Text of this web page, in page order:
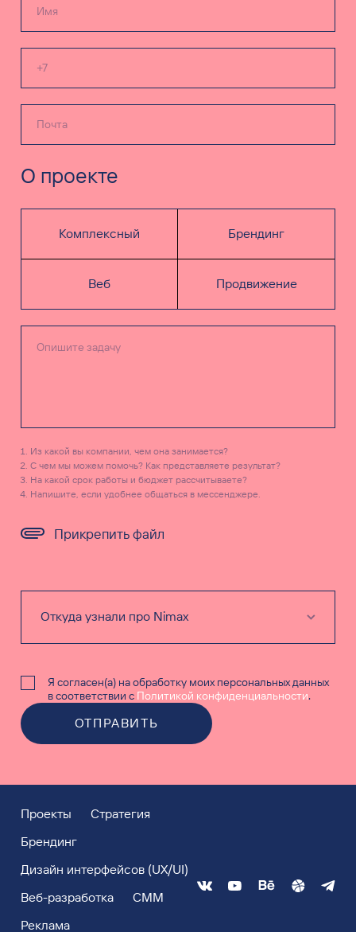
О проекте
Комплексный Брендинг
Веб Продвижение
Прикрепить файл
Из какой вы компании, чем она занимается?
С чем мы можем помочь? Как представляете результат?
На какой срок работы и бюджет рассчитываете?
Напишите, если удобнее общаться в мессенджере.
Я согласен(а) на обработку моих персональных данных
в соответствии с Политикой конфиденциальности.
ОТПРАВИТЬ
Проекты
Стратегия
Брендинг
Дизайн интерфейсов (UX/UI)
Веб-разработка
СММ
Реклама